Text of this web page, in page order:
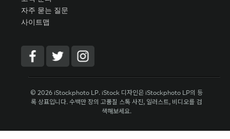
자주 묻는 질문
사이트맵
© 2026 iStockphoto LP. iStock 디자인은 iStockphoto LP의 등
록 상표입니다. 수백만 장의 고품질 스톡 사진, 일러스트, 비디오를 검
색해보세요.